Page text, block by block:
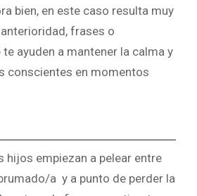
bien, en este caso resulta muy
frases o
ayuden a mantener la calma y
conscientes en momentos
hijos empiezan a pelear entre
a y a punto de perder la